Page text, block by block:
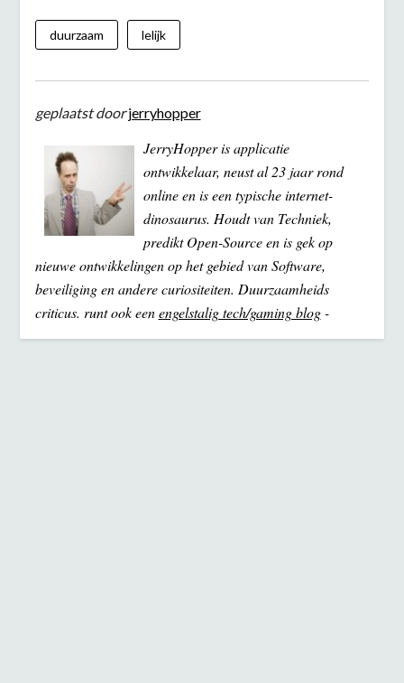
duurzaam lelijk
geplaatst door jerryhopper
JerryHopper is applicatie
ontwikkelaar, neust al 23 jaar rond
online en is een typische internet-
dinosaurus. Houdt van Techniek,
predikt Open-Source en is gek op
nieuwe ontwikkelingen op het gebied van Software,
beveiliging en andere curiositeiten. Duurzaamheids
criticus. runt ook eenengelstalig tech/gaming blog-